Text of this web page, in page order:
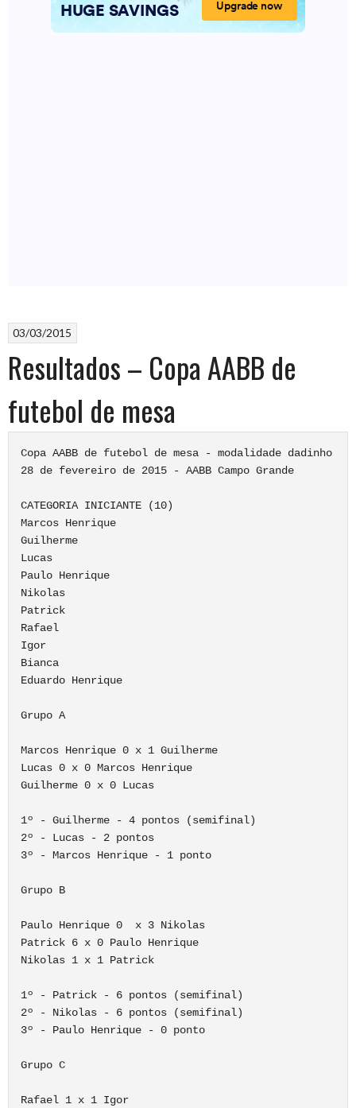
03/03/2015
Resultados – Copa AABB de
futebol de mesa
Copa AABB de futebol de mesa - modalidade dadinho
28 de fevereiro de 2015 - AABB Campo Grande
CATEGORIA INICIANTE (10)
Marcos Henrique
Guilherme
Lucas
Paulo Henrique
Nikolas
Patrick
Rafael
Igor
Bianca
Eduardo Henrique
Grupo A
Marcos Henrique 0 x 1 Guilherme
Lucas 0 x 0 Marcos Henrique
Guilherme 0 x 0 Lucas
1º - Guilherme - 4 pontos (semifinal)
2º - Lucas - 2 pontos
3º - Marcos Henrique - 1 ponto
Grupo B
Paulo Henrique 0  x 3 Nikolas
Patrick 6 x 0 Paulo Henrique
Nikolas 1 x 1 Patrick
1º - Patrick - 6 pontos (semifinal)
2º - Nikolas - 6 pontos (semifinal)
3º - Paulo Henrique - 0 ponto
Grupo C
Rafael 1 x 1 Igor